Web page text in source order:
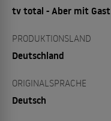
tv total - Aber mit Gast
PRODUKTIONSLAND
Deutschland
ORIGINALSPRACHE
Deutsch